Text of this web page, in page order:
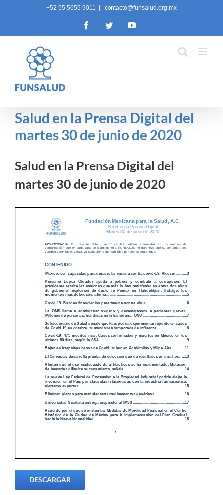
+52 55 5655 9011 contacto@funsalud.org.mx
FacebookTwitterYouTube
Salud en la Prensa Digital del
martes 30 de junio de 2020
Salud en la Prensa Digital del
martes 30 de junio de 2020
DESCARGAR